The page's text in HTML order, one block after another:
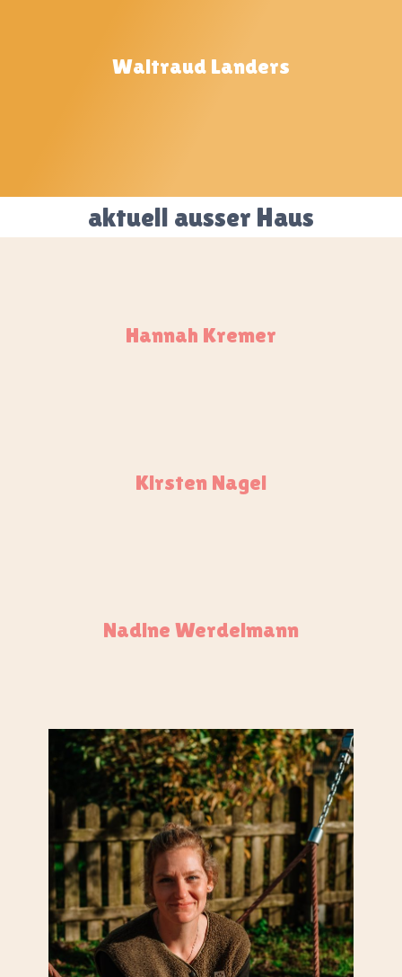
Waltraud Landers
aktuell ausser Haus
Hannah Kremer
Kirsten Nagel
Nadine Werdelmann